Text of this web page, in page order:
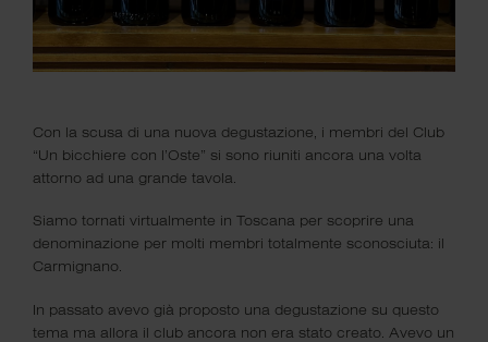
Il Club dove un gruppo di amici
condivide la grande passione per il
vino.
Con la scusa di una nuova degustazione, i membri del Club
“Un bicchiere con l’Oste” si sono riuniti ancora una volta
attorno ad una grande tavola.
Siamo tornati virtualmente in Toscana per scoprire una
denominazione per molti membri totalmente sconosciuta: il
Carmignano.
In passato avevo già proposto una degustazione su questo
tema ma allora il club ancora non era stato creato. Avevo un